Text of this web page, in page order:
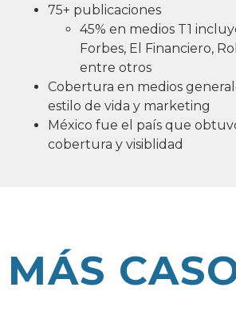
75+ publicaciones
45% en medios T1
Forbes, El Financiero,
entre otros
Cobertura en medios
estilo de vida y marketing
México fue el país que
cobertura y visiblidad
MÁS